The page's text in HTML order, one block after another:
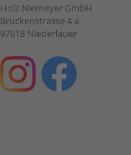
Holz Niemeyer GmbH
Brückenstrasse 4 a
97618 Niederlauer